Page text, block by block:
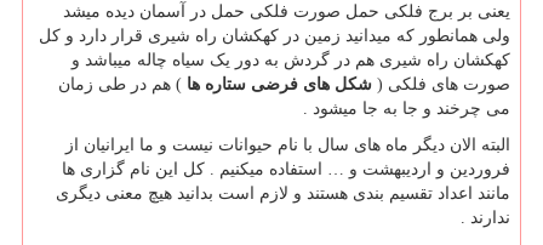
یعنی بر برج فلکی حمل صورت فلکی حمل در آسمان دیده میشد
ولی همانطور که میدانید زمین در کهکشان راه شیری قرار دارد و کل
کهکشان راه شیری هم در گردش به دور یک سیاه چاله میباشد و
صورت های فلکی ( شکل های فرضی ستاره ها ) هم در طی زمان
می چرخند و جا به جا میشود .
البته الان دیگر ماه های سال با نام حیوانات نیست و ما ایرانیان از
فروردین و اردیبهشت و … استفاده میکنیم . کل این نام گزاری ها
مانند اعداد تقسیم بندی هستند و لازم است بدانید هیچ معنی دیگری
ندارند .